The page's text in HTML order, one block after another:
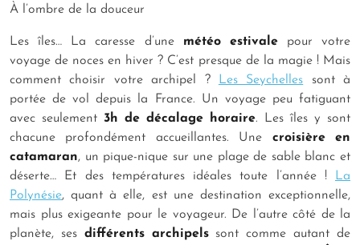
À l’ombre de la douceur
Les îles… La caresse d’une météo estivalepour votre
voyage de noces en hiver ? C’est presque de la magie ! Mais
comment choisir votre archipel ?
Les Seychelles sont à
portée de vol depuis la France. Un voyage peu fatiguant
avec seulement 3h de décalage horaire. Les îles y sont
chacune profondément accueillantes. Une croisière en
catamaran, un pique-nique sur une plage de sable blanc et
déserte… Et des températures idéales toute l’année !
La
Polynésie, quant à elle, est une destination exceptionnelle,
mais plus exigeante pour le voyageur. De l’autre côté de la
planète, ses différents archipelssont comme autant de